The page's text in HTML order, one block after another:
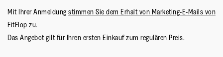
Mit Ihrer Anmeldung stimmen Sie dem Erhalt von Marketing-E-Mails von
FitFlop zu.
Das Angebot gilt für Ihren ersten Einkauf zum regulären Preis.